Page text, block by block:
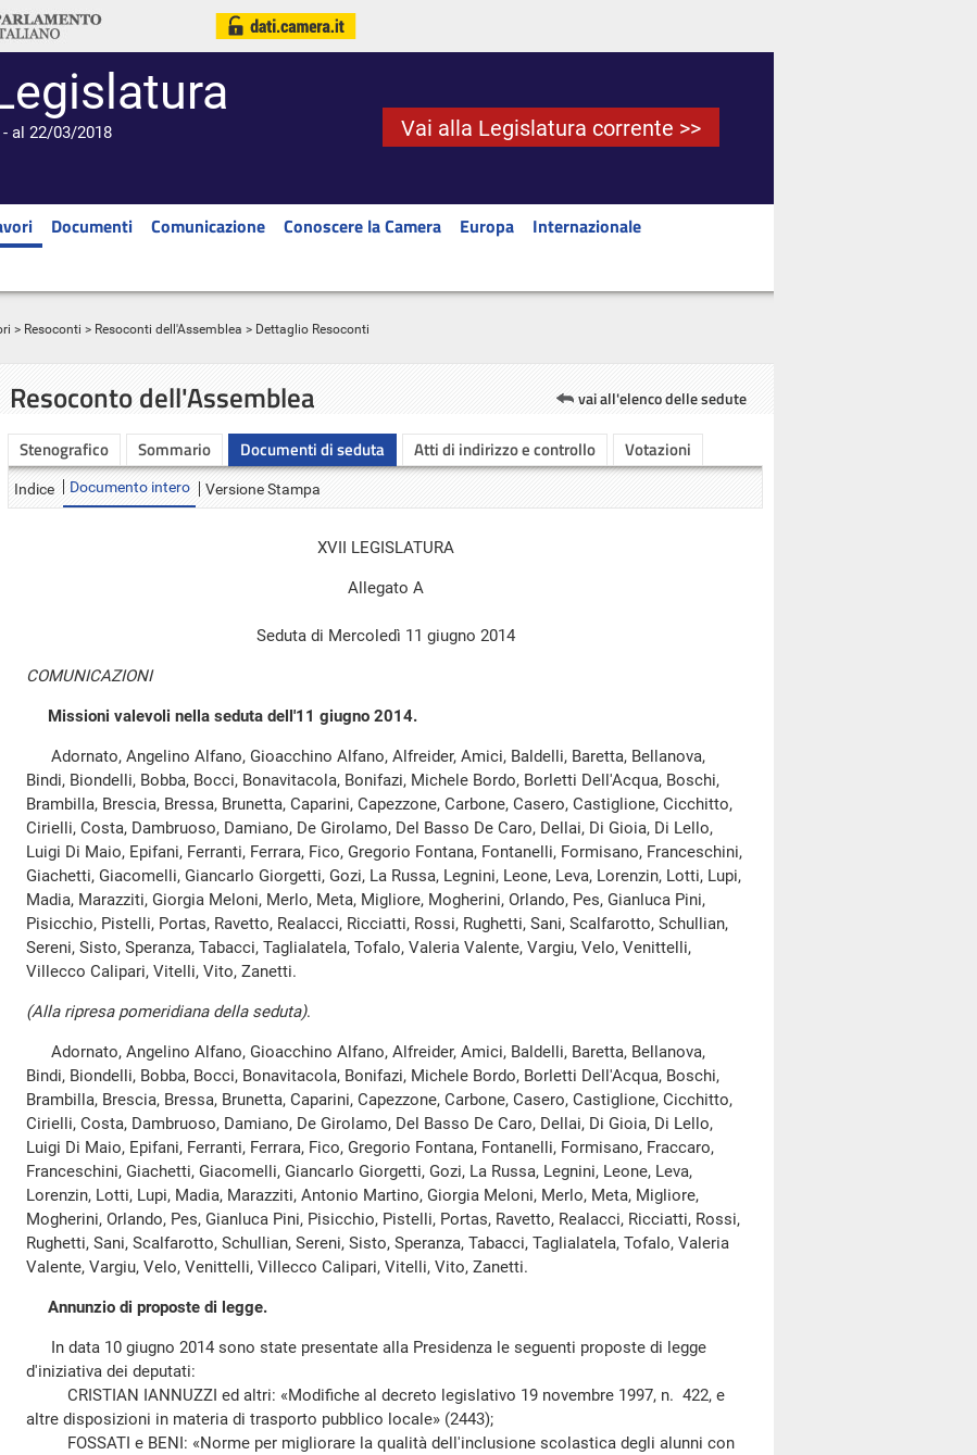
al 22/03/2018 Vai alla Legislatura corrente >>
Documenti Comunicazione Conoscere la Camera Europa
Internazionale
> Resoconti > Resoconti dell'Assemblea > Dettaglio Resoconti
Resoconto dell'Assemblea vai all'elenco delle sedute
Stenografico Sommario Documenti di seduta Atti di indirizzo e controllo Votazioni
Indice Documento intero Versione Stampa
XVII LEGISLATURA
Allegato A
Seduta di Mercoledì 11 giugno 2014
COMUNICAZIONI
Missioni valevoli nella seduta dell'11 giugno 2014.
Adornato, Angelino Alfano, Gioacchino Alfano, Alfreider, Amici, Baldelli, Baretta, Bellanova,
Bindi, Biondelli, Bobba, Bocci, Bonavitacola, Bonifazi, Michele Bordo, Borletti Dell'Acqua, Boschi,
Brambilla, Brescia, Bressa, Brunetta, Caparini, Capezzone, Carbone, Casero, Castiglione, Cicchitto,
Cirielli, Costa, Dambruoso, Damiano, De Girolamo, Del Basso De Caro, Dellai, Di Gioia, Di Lello,
Luigi Di Maio, Epifani, Ferranti, Ferrara, Fico, Gregorio Fontana, Fontanelli, Formisano, Franceschini,
Giachetti, Giacomelli, Giancarlo Giorgetti, Gozi, La Russa, Legnini, Leone, Leva, Lorenzin, Lotti, Lupi,
Madia, Marazziti, Giorgia Meloni, Merlo, Meta, Migliore, Mogherini, Orlando, Pes, Gianluca Pini,
Pisicchio, Pistelli, Portas, Ravetto, Realacci, Ricciatti, Rossi, Rughetti, Sani, Scalfarotto, Schullian,
Sereni, Sisto, Speranza, Tabacci, Taglialatela, Tofalo, Valeria Valente, Vargiu, Velo, Venittelli,
Villecco Calipari, Vitelli, Vito, Zanetti.
(Alla ripresa pomeridiana della seduta).
Adornato, Angelino Alfano, Gioacchino Alfano, Alfreider, Amici, Baldelli, Baretta, Bellanova,
Bindi, Biondelli, Bobba, Bocci, Bonavitacola, Bonifazi, Michele Bordo, Borletti Dell'Acqua, Boschi,
Brambilla, Brescia, Bressa, Brunetta, Caparini, Capezzone, Carbone, Casero, Castiglione, Cicchitto,
Cirielli, Costa, Dambruoso, Damiano, De Girolamo, Del Basso De Caro, Dellai, Di Gioia, Di Lello,
Luigi Di Maio, Epifani, Ferranti, Ferrara, Fico, Gregorio Fontana, Fontanelli, Formisano, Fraccaro,
Franceschini, Giachetti, Giacomelli, Giancarlo Giorgetti, Gozi, La Russa, Legnini, Leone, Leva,
Lorenzin, Lotti, Lupi, Madia, Marazziti, Antonio Martino, Giorgia Meloni, Merlo, Meta, Migliore,
Mogherini, Orlando, Pes, Gianluca Pini, Pisicchio, Pistelli, Portas, Ravetto, Realacci, Ricciatti, Rossi,
Rughetti, Sani, Scalfarotto, Schullian, Sereni, Sisto, Speranza, Tabacci, Taglialatela, Tofalo, Valeria
Valente, Vargiu, Velo, Venittelli, Villecco Calipari, Vitelli, Vito, Zanetti.
Annunzio di proposte di legge.
In data 10 giugno 2014 sono state presentate alla Presidenza le seguenti proposte di legge
d'iniziativa dei deputati:
CRISTIAN IANNUZZI ed altri: «Modifiche al decreto legislativo 19 novembre 1997, n. 422, e
altre disposizioni in materia di trasporto pubblico locale» (2443);
FOSSATI e BENI: «Norme per migliorare la qualità dell'inclusione scolastica degli alunni con